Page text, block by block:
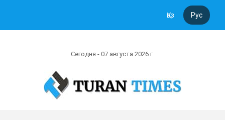
Қаз Рус
Сегодня - 07 августа 2026 г